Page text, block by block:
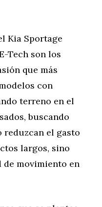
Kia Sportage
Tech son los
que más
con
terreno en el
buscando
reduzcan el gasto
largos, sino
de movimiento en